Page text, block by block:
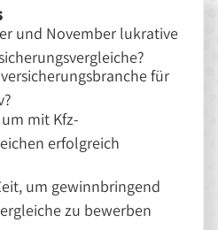
und November lukrative
für
mit Kfz-
erfolgreich
um gewinnbringend
zu bewerben